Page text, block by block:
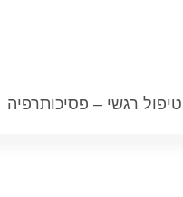
טיפול רגשי – פסיכותרפיה